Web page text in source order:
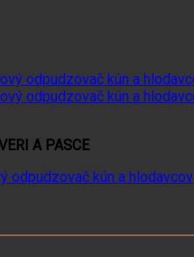
A PASCE
odpudzovač kún a hlodavcov